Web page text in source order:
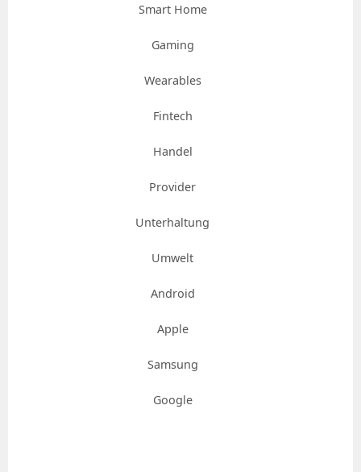
Smart Home
Gaming
Wearables
Fintech
Handel
Provider
Unterhaltung
Umwelt
Android
Apple
Samsung
Google